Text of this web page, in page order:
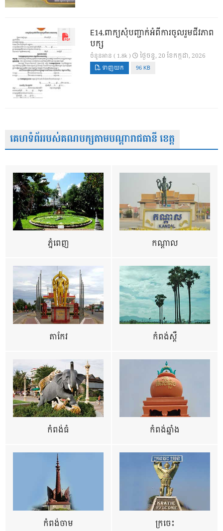
E14.ពាក្យសុំបញ្ជាក់អំពីការចូលរួមជីវភាព
បក្ស
ចំនួនអាន ( 1.8k ) ថ្ងៃ​ចន្ទ, 20 ខែ​កក្កដា, 2026
ទាញយក 96 KB
គេហទំព័ររបស់គណបក្សតាមបណ្តារាជធានី ខេត្ត
ភ្នំពេញ កណ្តាល
តាកែវ កំពង់ស្ពឺ
កំពង់ធំ កំពង់ឆ្នាំង
កំពង់ចាម ក្រចេះ